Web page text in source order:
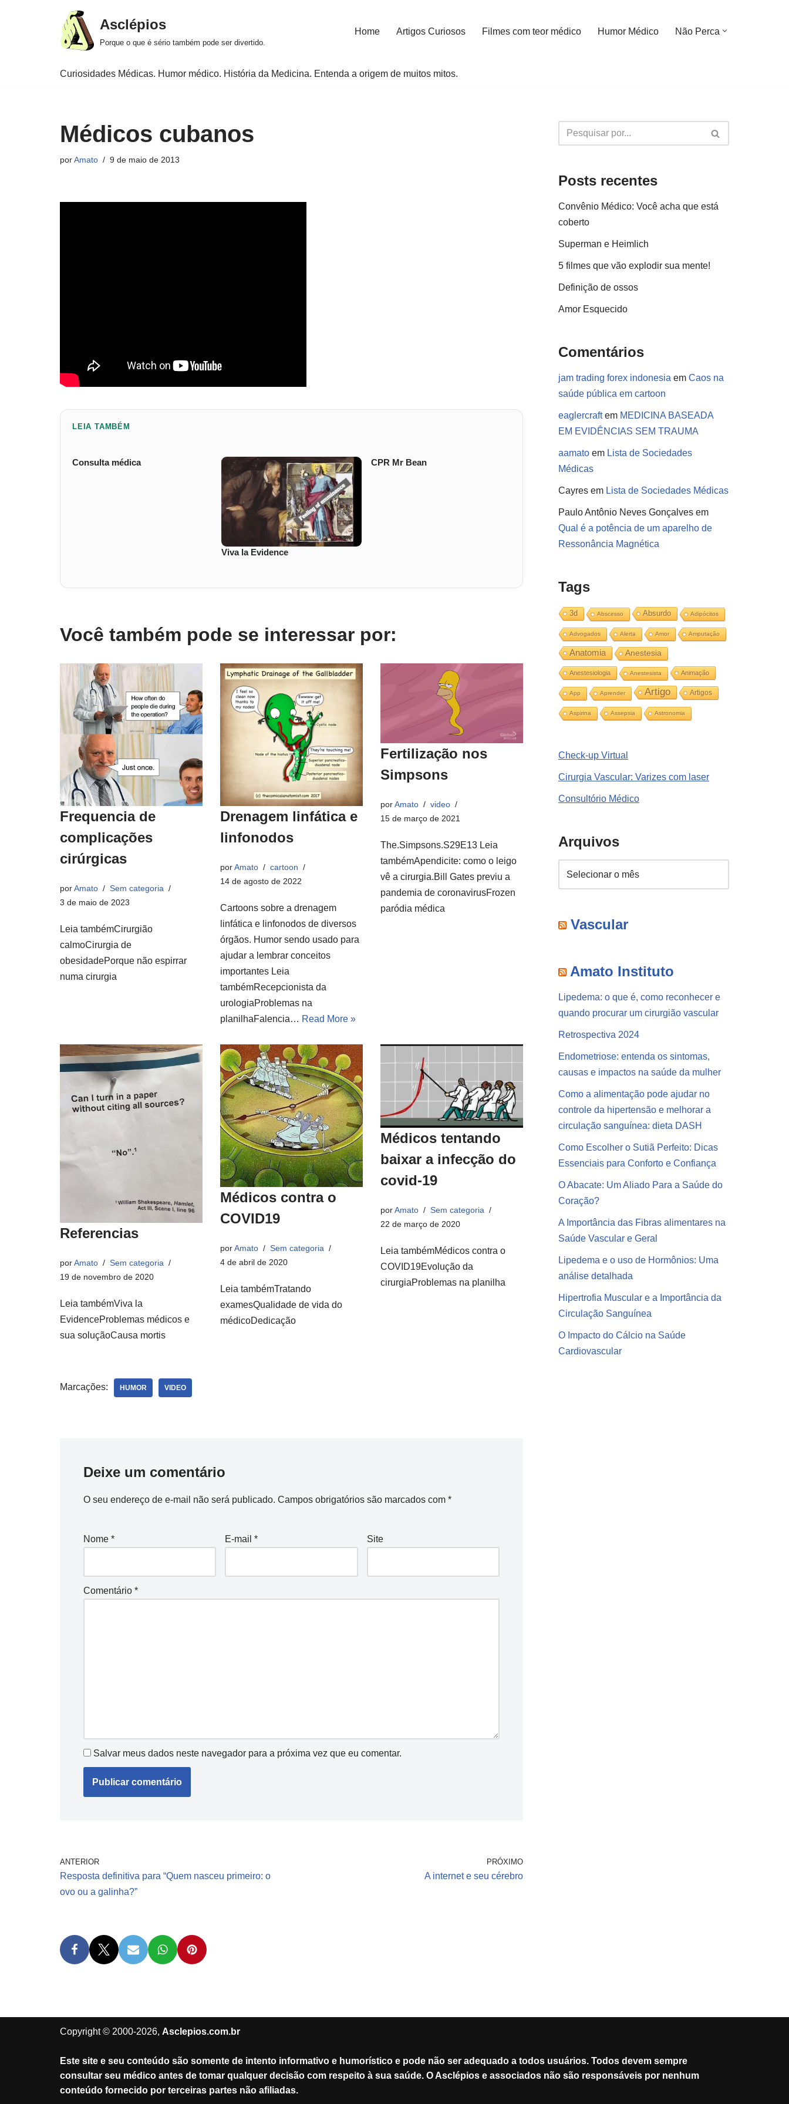
Asclépios
Porque o que é sério também pode ser divertido.
Home Artigos Curiosos Filmes com teor médico Humor Médico Não Perca
Curiosidades Médicas. Humor médico. História da Medicina. Entenda a origem de muitos mitos.
Médicos cubanos
porAmato 9 de maio de 2013
LEIA TAMBÉM
Consulta médica
Viva la Evidence
CPR Mr Bean
Você também pode se interessar por:
Frequencia de
complicações
cirúrgicas
porAmato
Sem categoria
3 de maio de 2023
Leia tambémCirurgião
calmoCirurgia de
obesidadePorque não espirrar
numa cirurgia
Drenagem linfática e
linfonodos
porAmato
cartoon
14 de agosto de 2022
Cartoons sobre a drenagem
linfática e linfonodos de diversos
órgãos. Humor sendo usado para
ajudar a lembrar conceitos
importantes Leia
tambémRecepcionista da
urologiaProblemas na
planilhaFalencia… Read More »
Fertilização nos
Simpsons
porAmato
video
15 de março de 2021
The.Simpsons.S29E13 Leia
tambémApendicite: como o leigo
vê a cirurgia.Bill Gates previu a
pandemia de coronavirusFrozen
paródia médica
Referencias
porAmato
Sem categoria
19 de novembro de 2020
Leia tambémViva la
EvidenceProblemas médicos e
sua soluçãoCausa mortis
Médicos contra o
COVID19
porAmato
Sem categoria
4 de abril de 2020
Leia tambémTratando
examesQualidade de vida do
médicoDedicação
Médicos tentando
baixar a infecção do
covid-19
porAmato
Sem categoria
22 de março de 2020
Leia tambémMédicos contra o
COVID19Evolução da
cirurgiaProblemas na planilha
Marcações: HUMOR VIDEO
Deixe um comentário
O seu endereço de e-mail não será publicado. Campos obrigatórios são marcados com *
Nome * E-mail* Site
Comentário *
Salvar meus dados neste navegador para a próxima vez que eu comentar.
ANTERIOR
Resposta definitiva para “Quem nasceu primeiro: o
ovo ou a galinha?”
PRÓXIMO
A internet e seu cérebro
Posts recentes
Convênio Médico: Você acha que está
coberto
Superman e Heimlich
5 filmes que vão explodir sua mente!
Definição de ossos
Amor Esquecido
Comentários
jam trading forex indonesia em Caos na
saúde pública em cartoon
eaglercraftem MEDICINA BASEADA
EM EVIDÊNCIAS SEM TRAUMA
aamato em Lista de Sociedades
Médicas
Cayres em Lista de Sociedades Médicas
Paulo Antônio Neves Gonçalves em
Qual é a potência de um aparelho de
Ressonância Magnética
Tags
3d Abscesso Absurdo Adipócitos
Advogados Alerta Amor Amputação
Anatomia Anestesia
Anestesiologia Anestesista Animação
App Aprender Artigo Artigos
Aspirina Assepsia Astronomia
Check-up Virtual
Cirurgia Vascular: Varizes com laser
Consultório Médico
Arquivos
Vascular
Amato Instituto
Lipedema: o que é, como reconhecer e
quando procurar um cirurgião vascular
Retrospectiva 2024
Endometriose: entenda os sintomas,
causas e impactos na saúde da mulher
Como a alimentação pode ajudar no
controle da hipertensão e melhorar a
circulação sanguínea: dieta DASH
Como Escolher o Sutiã Perfeito: Dicas
Essenciais para Conforto e Confiança
O Abacate: Um Aliado Para a Saúde do
Coração?
A Importância das Fibras alimentares na
Saúde Vascular e Geral
Lipedema e o uso de Hormônios: Uma
análise detalhada
Hipertrofia Muscular e a Importância da
Circulação Sanguínea
O Impacto do Cálcio na Saúde
Cardiovascular
Copyright © 2000-2026, Asclepios.com.br
Este site e seu conteúdo são somente de intento informativo e humorístico e pode não ser adequado a todos usuários. Todos devem sempre
consultar seu médico antes de tomar qualquer decisão com respeito à sua saúde. O Asclépios e associados não são responsáveis por nenhum
conteúdo fornecido por terceiras partes não afiliadas.